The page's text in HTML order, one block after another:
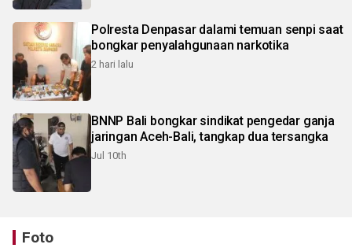
Polresta Denpasar dalami temuan senpi saat
bongkar penyalahgunaan narkotika
2 hari lalu
BNNP Bali bongkar sindikat pengedar ganja
jaringan Aceh-Bali, tangkap dua tersangka
Jul 10th
Foto